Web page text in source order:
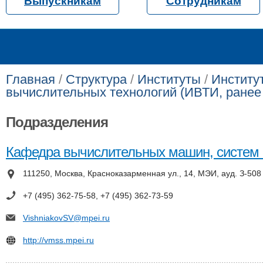
Главная / Структура/ Институты /
вычислительных технологий (ИВТИ,
Подразделения
Кафедра вычислительных машин,
111250, Москва, Красноказарменная ул., 14, МЭИ, ауд. З-508
+7 (495) 362-75-58, +7 (495) 362-73-59
VishniakovSV@mpei.ru
http://vmss.mpei.ru